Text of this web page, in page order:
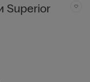
Superior